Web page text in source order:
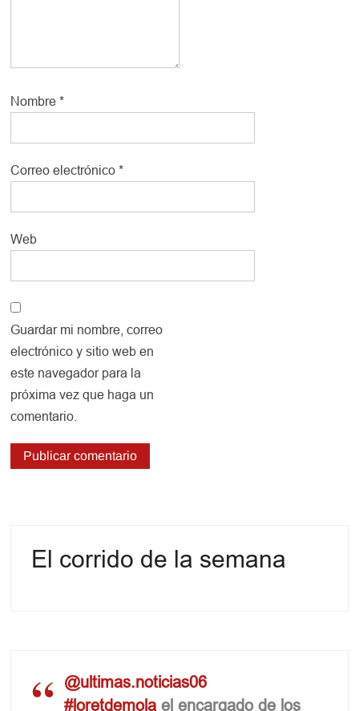
Nombre*
Correo electrónico*
Web
Guardar mi nombre, correo
electrónico y sitio web en
este navegador para la
próxima vez que haga un
comentario.
El corrido de la semana
@ultimas.noticias06
#loretdemola el encargado de los